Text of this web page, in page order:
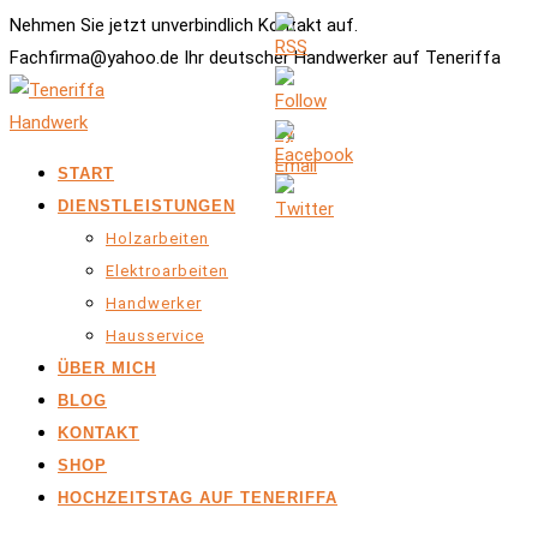
Nehmen Sie jetzt unverbindlich Kontakt auf.
Fachfirma@yahoo.de Ihr deutscher Handwerker auf Teneriffa
START
DIENSTLEISTUNGEN
Holzarbeiten
Elektroarbeiten
Handwerker
Hausservice
ÜBER MICH
BLOG
KONTAKT
SHOP
HOCHZEITSTAG AUF TENERIFFA